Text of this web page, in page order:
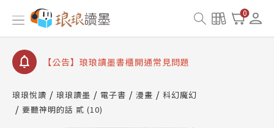
0
【公告】琅琅書店服務升級重要說明及資產合併結果
查詢
【公告】琅琅讀墨數位閱讀資產合併與書櫃開通申請
【公告】琅琅讀墨書櫃開通常見問題
請圖文教學
【公告】琅琅書店服務升級重要說明及資產合併結果
查詢
琅琅悅讀 琅琅讀墨 電子書 漫畫
科幻魔幻
要聽神明的話 貳 (10)